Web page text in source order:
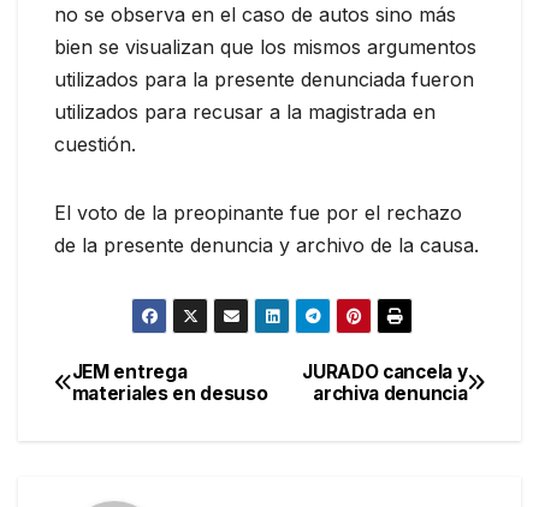
no se observa en el caso de autos sino más
bien se visualizan que los mismos argumentos
utilizados para la presente denunciada fueron
utilizados para recusar a la magistrada en
cuestión.
El voto de la preopinante fue por el rechazo
de la presente denuncia y archivo de la causa.
Navegación
JURADO cancela y
archiva denuncia
JEM entrega
materiales en desuso